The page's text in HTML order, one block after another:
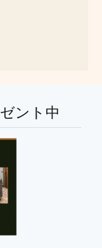
ント中